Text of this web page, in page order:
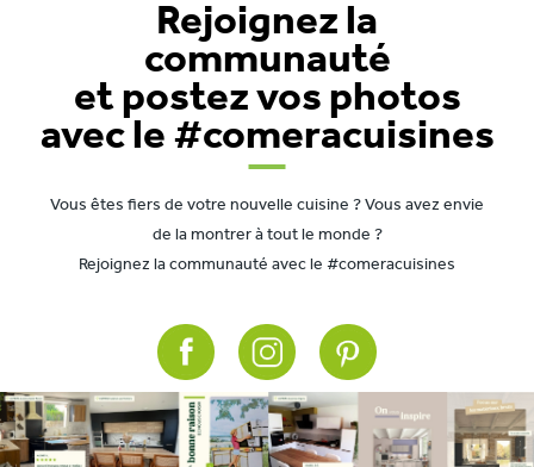
Rejoignez la
communauté
et postez vos photos
avec le #comeracuisines
Vous êtes fiers de votre nouvelle cuisine ? Vous avez envie
de la montrer à tout le monde ?
Rejoignez la communauté avec le #comeracuisines